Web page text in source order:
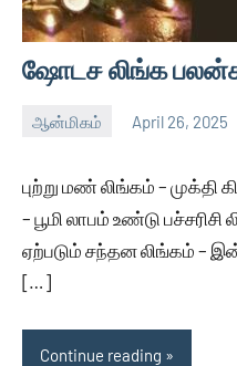
ஷோடச லிங்க
ஆன்மிகம் April 26, 2025
Thagaval
No
புற்று மண் லிங்கம் –
– பூமி லாபம் உண்டு
ஏற்படும் சந்தன லிங்கம் –
[…]
Continue reading